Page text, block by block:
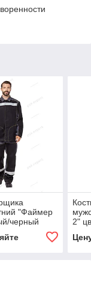
"Файмер
черный
2"